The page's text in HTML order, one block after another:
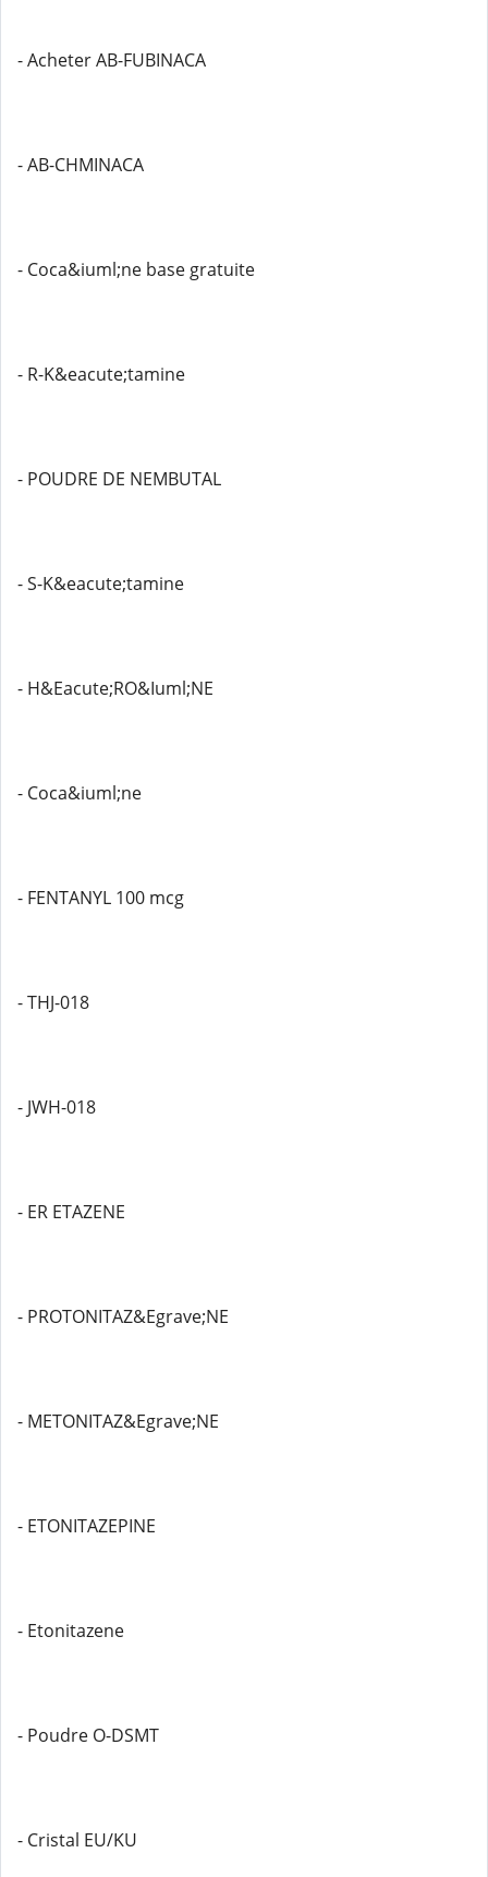
- Acheter AB-FUBINACA
- AB-CHMINACA
- Coca&iuml;ne base gratuite
- R-K&eacute;tamine
- POUDRE DE NEMBUTAL
- S-K&eacute;tamine
- H&Eacute;RO&Iuml;NE
- Coca&iuml;ne
- FENTANYL 100 mcg
- THJ-018
- JWH-018
- ER ETAZENE
- PROTONITAZ&Egrave;NE
- METONITAZ&Egrave;NE
- ETONITAZEPINE
- Etonitazene
- Poudre O-DSMT
- Cristal EU/KU